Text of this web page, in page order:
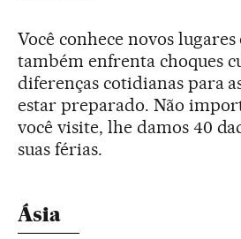
Você conhece novos lugares
também enfrenta choques
diferenças cotidianas para
estar preparado. Não
você visite, lhe damos 40
suas férias.
Ásia